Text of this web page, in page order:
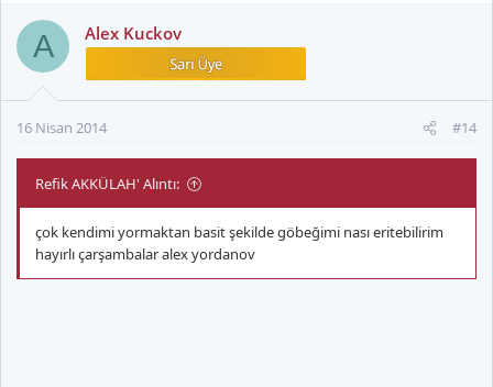
A Alex Kuckov
16 Nisan 2014 #14
Refik AKKÜLAH' Alıntı:
çok kendimi yormaktan basit şekilde göbeğimi nası eritebilirim
hayırlı çarşambalar alex yordanov